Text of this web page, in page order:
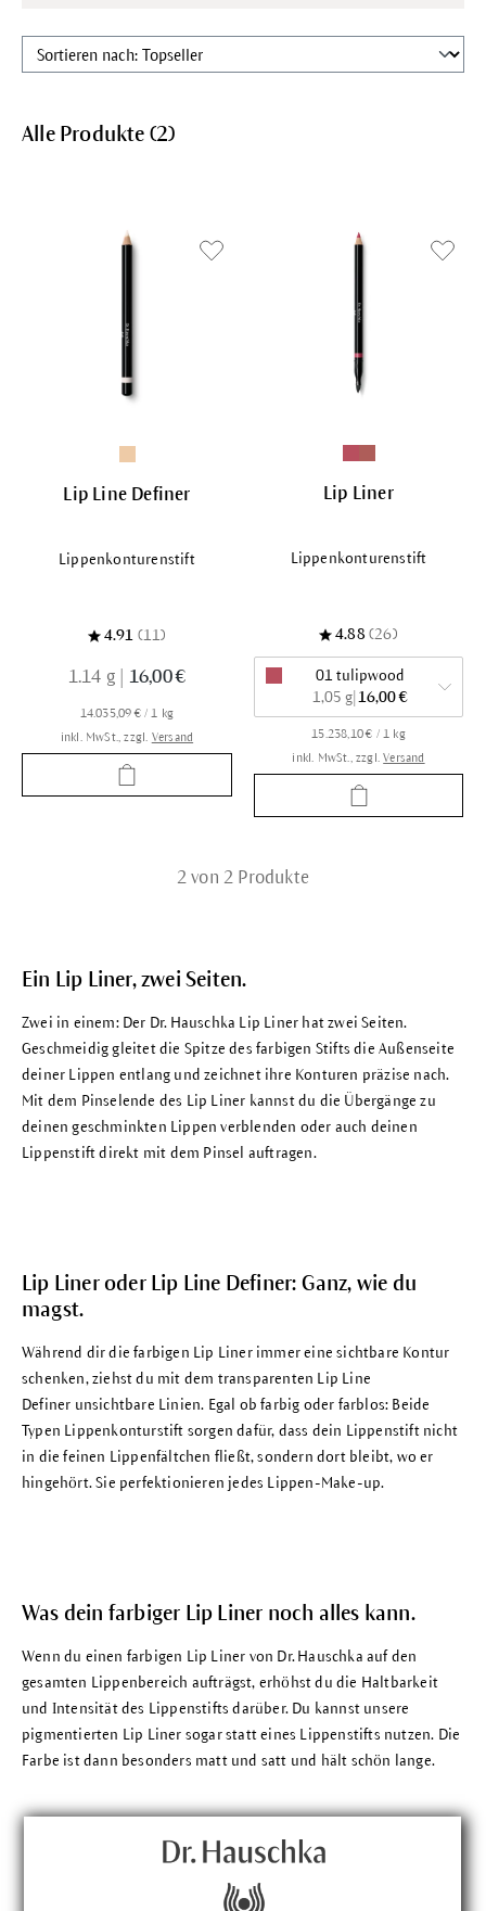
Alle Produkte (2)
Lip Line Definer
Lippenkonturenstift
4.91 (11)
1.14 g 16,00 €
14.035,09 € / 1 kg
inkl. MwSt., zzgl. Versand
Lip Liner
Lippenkonturenstift
4.88 (26)
01 tulipwood
1,05 g 16,00 €
15.238,10 € / 1 kg
inkl. MwSt., zzgl.Versand
2 von 2 Produkte
Ein Lip Liner, zwei Seiten.
Zwei in einem: Der Dr. Hauschka Lip Liner hat zwei Seiten.
Geschmeidig gleitet die Spitze des farbigen Stifts die Außenseite
deiner Lippen entlang und zeichnet ihre Konturen präzise nach.
Mit dem Pinselende des Lip Liner kannst du die Übergänge zu
deinen geschminkten Lippen verblenden oder auch deinen
Lippenstift direkt mit dem Pinsel auftragen.
Lip Liner oder Lip Line Definer: Ganz, wie du
magst.
Während dir die farbigen Lip Linerimmer eine sichtbare Kontur
schenken, ziehst du mit dem transparenten Lip Line
Definer unsichtbare Linien. Egal ob farbig oder farblos: Beide
Typen Lippenkonturstift sorgen dafür, dass dein Lippenstiftnicht
in die feinen Lippenfältchen fließt, sondern dort bleibt, wo er
hingehört. Sie perfektionieren jedes Lippen-Make-up.
Was dein farbiger Lip Liner noch alles kann.
Wenn du einen farbigen Lip Liner von Dr. Hauschka auf den
gesamten Lippenbereich aufträgst, erhöhst du die Haltbarkeit
und Intensität des Lippenstifts darüber. Du kannst unsere
pigmentierten Lip Liner sogar statt eines Lippenstifts nutzen. Die
Farbe ist dann besonders matt und satt und hält schön lange.